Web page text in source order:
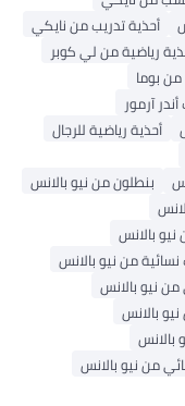
من نايكي
لي كوبر
للرجال
نيو بالانس
بالانس